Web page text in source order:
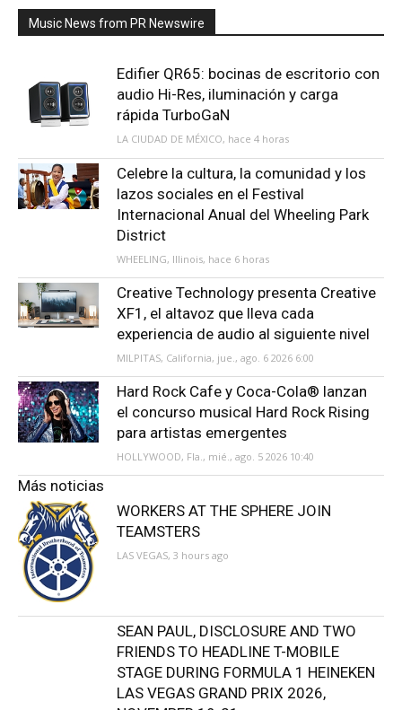
Music News from PR Newswire
Edifier QR65: bocinas de escritorio con
audio Hi-Res, iluminación y carga
rápida TurboGaN
LA CIUDAD DE MÉXICO, hace 4 horas
Celebre la cultura, la comunidad y los
lazos sociales en el Festival
Internacional Anual del Wheeling Park
District
WHEELING, Illinois, hace 6 horas
Creative Technology presenta Creative
XF1, el altavoz que lleva cada
experiencia de audio al siguiente nivel
MILPITAS, California, jue., ago. 6 2026 6:00
Hard Rock Cafe y Coca-Cola® lanzan
el concurso musical Hard Rock Rising
para artistas emergentes
HOLLYWOOD, Fla., mié., ago. 5 2026 10:40
Más noticias
WORKERS AT THE SPHERE JOIN
TEAMSTERS
LAS VEGAS, 3 hours ago
SEAN PAUL, DISCLOSURE AND TWO
FRIENDS TO HEADLINE T-MOBILE
STAGE DURING FORMULA 1 HEINEKEN
LAS VEGAS GRAND PRIX 2026,